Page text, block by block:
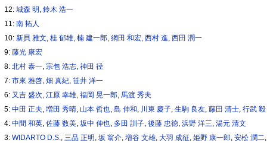
12:城森 明,鈴木 浩一
11:南 拓人
10:新貝 雅文,桂 郁雄,楠 建一郎,網田 和宏,西村 進,西田 潤一
9:藤光 康宏
8:北村 泰一,宗包 浩志,神田 径
7:市來 雅啓,畑 真紀,笹井 洋一
6: 又吉 盛次,江原 幸雄,福岡 晃一郎,馬渡 秀夫
5:中田 正夫,増田 秀晴, 山本 哲也,島 伸和, 川東 慶子,生駒 良友,藤田 清士,行武 毅
4:中間 和英,佐藤 数美,坂中 伸也, 多田 訓子,後藤 忠徳,浜野 洋三,湯元 清文
3:WIDARTO D.S.,三品 正明 ,坂 翁介,増谷 文雄,大羽 成征,姫野 康一郎,安松 潤二